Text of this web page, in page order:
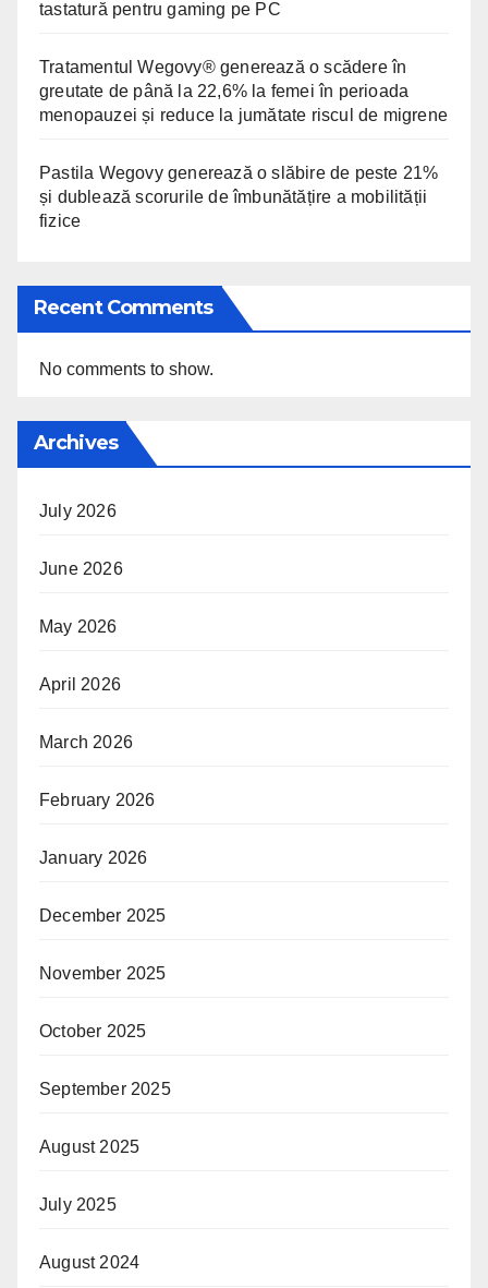
tastatură pentru gaming pe PC
Tratamentul Wegovy® generează o scădere în
greutate de până la 22,6% la femei în perioada
menopauzei și reduce la jumătate riscul de migrene
Pastila Wegovy generează o slăbire de peste 21%
și dublează scorurile de îmbunătățire a mobilității
fizice
Recent Comments
No comments to show.
Archives
July 2026
June 2026
May 2026
April 2026
March 2026
February 2026
January 2026
December 2025
November 2025
October 2025
September 2025
August 2025
July 2025
August 2024